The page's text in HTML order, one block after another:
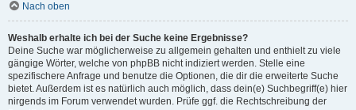
Nach oben
Weshalb erhalte ich bei der Suche keine Ergebnisse?
Deine Suche war möglicherweise zu allgemein gehalten und enthielt zu viele
gängige Wörter, welche von phpBB nicht indiziert werden. Stelle eine
spezifischere Anfrage und benutze die Optionen, die dir die erweiterte Suche
bietet. Außerdem ist es natürlich auch möglich, dass dein(e) Suchbegriff(e) hier
nirgends im Forum verwendet wurden. Prüfe ggf. die Rechtschreibung der